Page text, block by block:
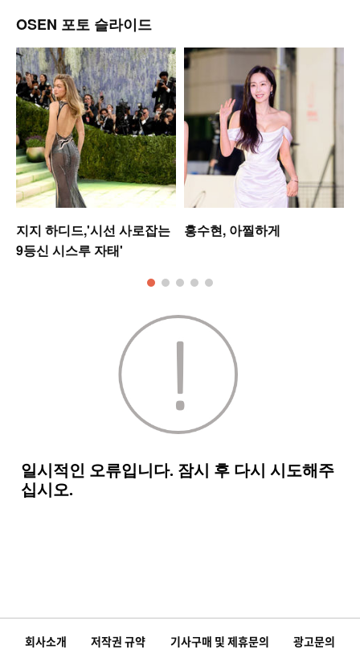
OSEN 포토 슬라이드
지지 하디드,'시선 사로잡는
9등신 시스루 자태'
홍수현, 아찔하게
회사소개 저작권 규약 기사구매 및 제휴문의 광고문의